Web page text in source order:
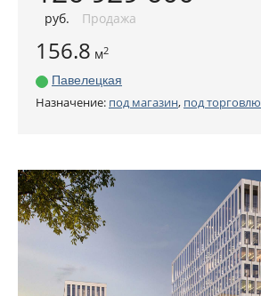
руб. Продажа
156.8 м2
Павелецкая
Назначение: под магазин, под торговлю